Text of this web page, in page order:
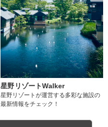
星野リゾートWalker
星野リゾートが運営する多彩な施設の
最新情報をチェック！